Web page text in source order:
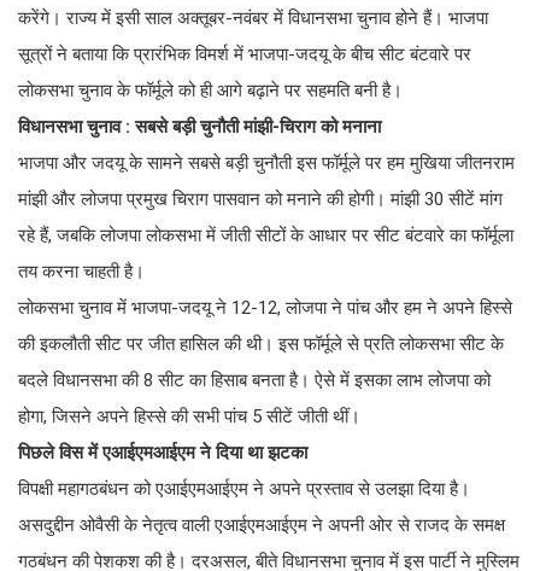
करेंगे। राज्य में इसी साल अक्तूबर-नवंबर में विधानसभा चुनाव होने हैं। भाजपा
सूत्रों ने बताया कि प्रारंभिक विमर्श में भाजपा-जदयू के बीच सीट बंटवारे पर
लोकसभा चुनाव के फॉर्मूले को ही आगे बढ़ाने पर सहमति बनी है।
विधानसभा चुनाव : सबसे बड़ी चुनौती मांझी-चिराग को मनाना
भाजपा और जदयू के सामने सबसे बड़ी चुनौती इस फॉर्मूले पर हम मुखिया जीतनराम
मांझी और लोजपा प्रमुख चिराग पासवान को मनाने की होगी। मांझी 30 सीटें मांग
रहे हैं, जबकि लोजपा लोकसभा में जीती सीटों के आधार पर सीट बंटवारे का फॉर्मूला
तय करना चाहती है।
लोकसभा चुनाव में भाजपा-जदयू ने 12-12, लोजपा ने पांच और हम ने अपने हिस्से
की इकलौती सीट पर जीत हासिल की थी। इस फॉर्मूले से प्रति लोकसभा सीट के
बदले विधानसभा की 8 सीट का हिसाब बनता है। ऐसे में इसका लाभ लोजपा को
होगा, जिसने अपने हिस्से की सभी पांच 5 सीटें जीती थीं।
पिछले विस में एआईएमआईएम ने दिया था झटका
विपक्षी महागठबंधन को एआईएमआईएम ने अपने प्रस्ताव से उलझा दिया है।
असदुद्दीन ओवैसी के नेतृत्व वाली एआईएमआईएम ने अपनी ओर से राजद के समक्ष
गठबंधन की पेशकश की है। दरअसल, बीते विधानसभा चुनाव में इस पार्टी ने मुस्लिम